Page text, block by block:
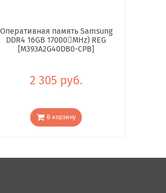
Оперативная память Samsung
DDR4 16GB 17000񢋕MHz) REG
[M393A2G40DB0-CPB]
2 305 руб.
В корзину